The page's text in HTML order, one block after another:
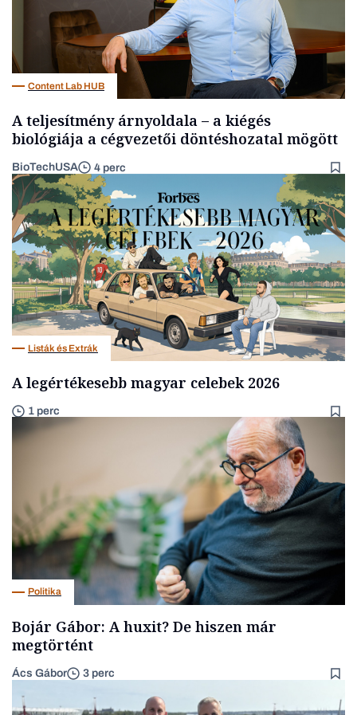
Content Lab HUB
A teljesítmény árnyoldala – a kiégés
biológiája a cégvezetői döntéshozatal mögött
BioTechUSA 4 perc
Listák és Extrák
A legértékesebb magyar celebek 2026
1 perc
Politika
Bojár Gábor: A huxit? De hiszen már
megtörtént
Ács Gábor 3 perc